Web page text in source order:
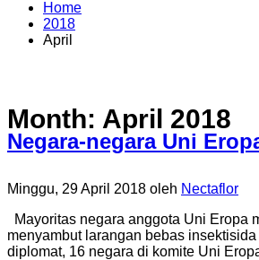
Home
2018
April
Month: April 2018
Negara-negara Uni
Minggu, 29 April 2018 oleh Nectaflor
Mayoritas negara anggota Uni Eropa
menyambut larangan bebas
diplomat, 16 negara di komite Uni